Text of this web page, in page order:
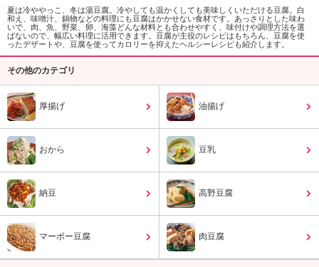
を
見
つ
け
N
H
デ
ー
ナ
夏は冷ややっこ、冬は湯豆腐。冷やしても温かくしても美味しくいただける豆腐。白
和え、味噌汁、鍋物などの料理にも豆腐はかかせない食材です。あっさりとした味わ
いで、肉、魚、野菜、卵、海藻どんな材料とも合わせやすく、味付けや調理方法を選
ばないので、幅広い料理に活用できます。豆腐が主役のレシピはもちろん、豆腐を使
ったデザートや、豆腐を使ってカロリーを抑えたヘルシーレシピも紹介します。
その他のカテゴリ
厚揚げ 油揚げ
おから 豆乳
納豆 高野豆腐
マーボー豆腐 肉豆腐